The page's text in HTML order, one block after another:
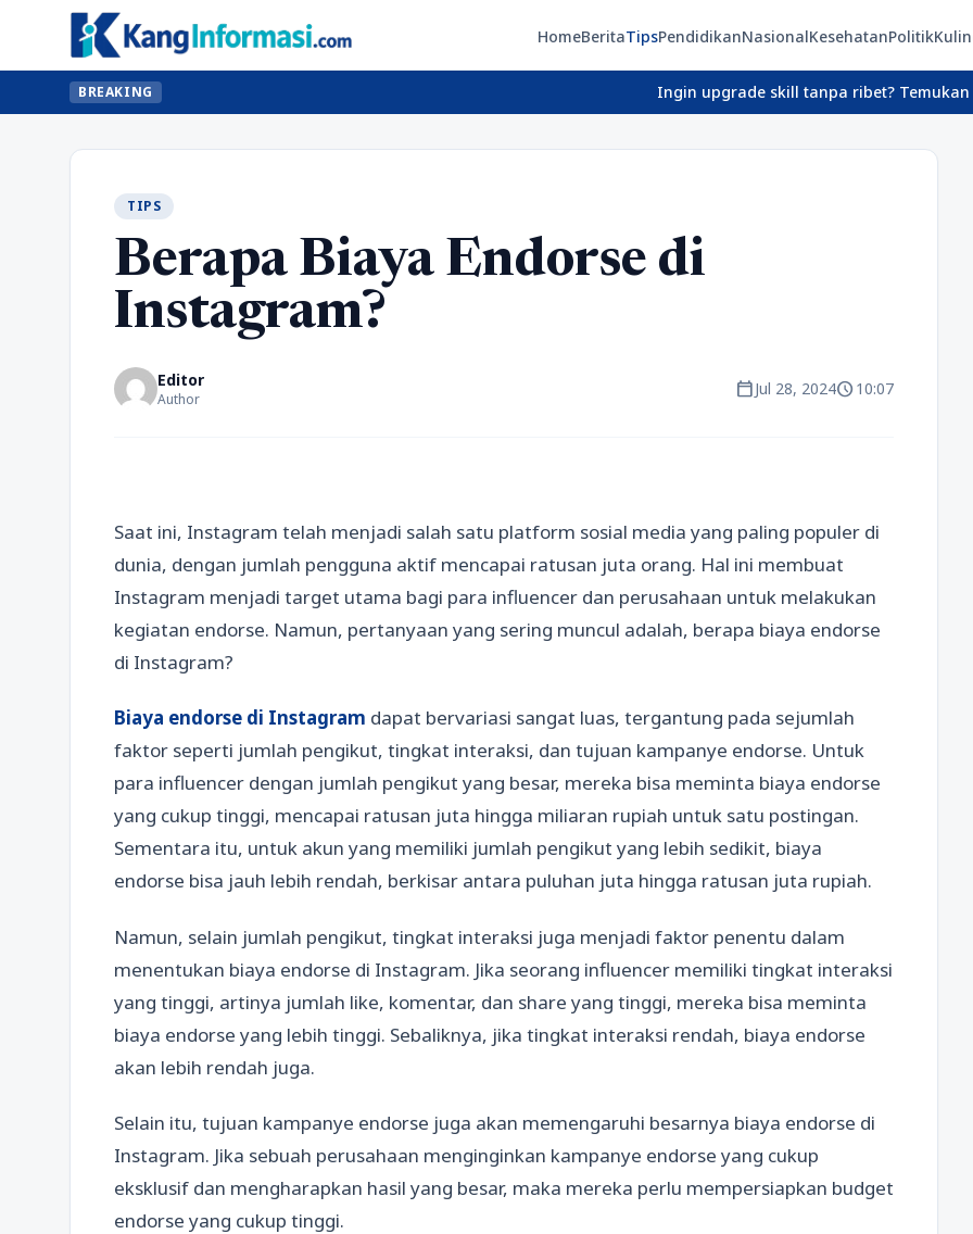
HomeBeritaTipsPendidikanNasionalKesehatanPolitik
BREAKING Ingin upgrade skill tanpa ribet? Temukan
TIPS
Berapa Biaya Endorse di
Instagram?
Editor
Author calendar_todayJul 28, 2024schedule10:07
Saat ini, Instagram telah menjadi salah satu platform sosial media yang paling populer di
dunia, dengan jumlah pengguna aktif mencapai ratusan juta orang. Hal ini membuat
Instagram menjadi target utama bagi para influencer dan perusahaan untuk melakukan
kegiatan endorse. Namun, pertanyaan yang sering muncul adalah, berapa biaya endorse
di Instagram?
Biaya endorse di Instagram dapat bervariasi sangat luas, tergantung pada sejumlah
faktor seperti jumlah pengikut, tingkat interaksi, dan tujuan kampanye endorse. Untuk
para influencer dengan jumlah pengikut yang besar, mereka bisa meminta biaya endorse
yang cukup tinggi, mencapai ratusan juta hingga miliaran rupiah untuk satu postingan.
Sementara itu, untuk akun yang memiliki jumlah pengikut yang lebih sedikit, biaya
endorse bisa jauh lebih rendah, berkisar antara puluhan juta hingga ratusan juta rupiah.
Namun, selain jumlah pengikut, tingkat interaksi juga menjadi faktor penentu dalam
menentukan biaya endorse di Instagram. Jika seorang influencer memiliki tingkat interaksi
yang tinggi, artinya jumlah like, komentar, dan share yang tinggi, mereka bisa meminta
biaya endorse yang lebih tinggi. Sebaliknya, jika tingkat interaksi rendah, biaya endorse
akan lebih rendah juga.
Selain itu, tujuan kampanye endorse juga akan memengaruhi besarnya biaya endorse di
Instagram. Jika sebuah perusahaan menginginkan kampanye endorse yang cukup
eksklusif dan mengharapkan hasil yang besar, maka mereka perlu mempersiapkan budget
endorse yang cukup tinggi.